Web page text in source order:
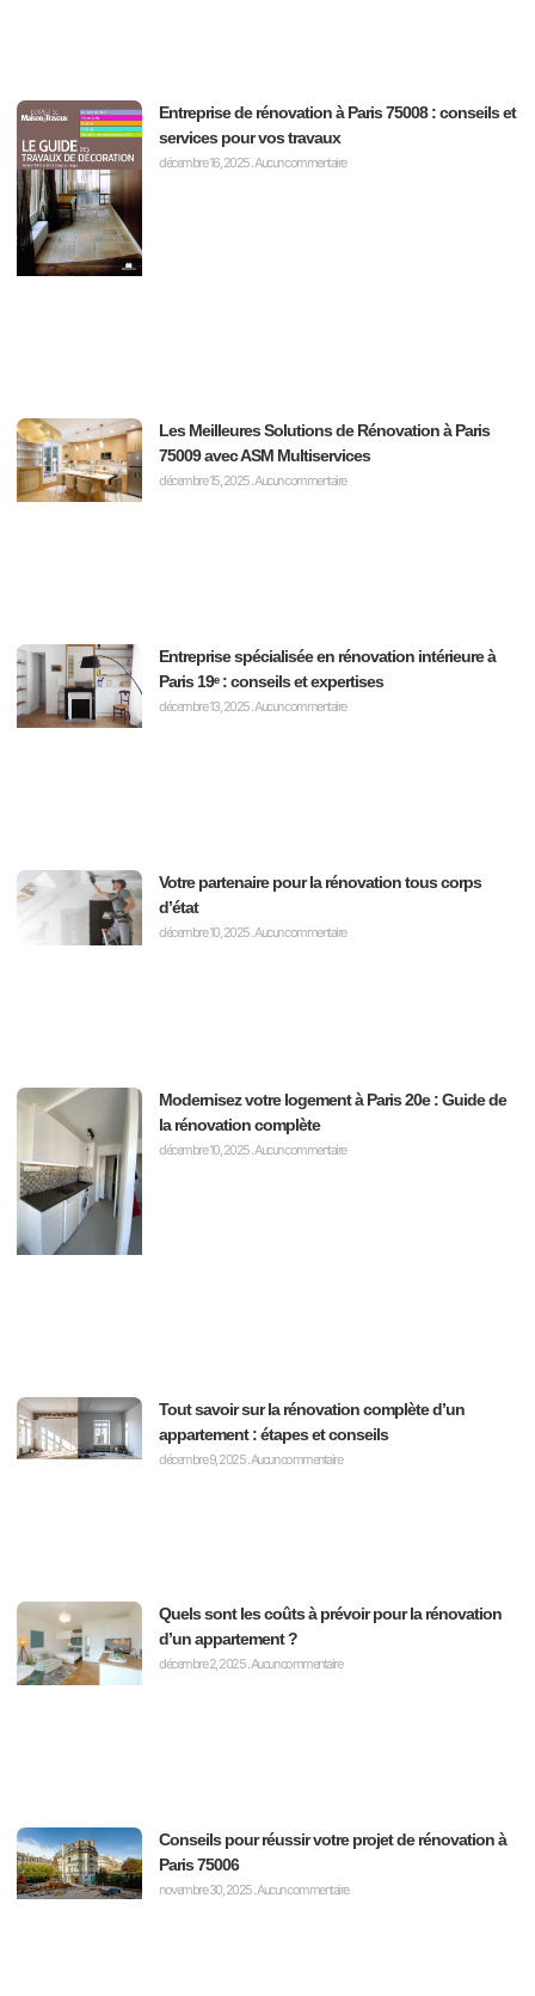
Entreprise de rénovation à Paris 75008 : conseils et
services pour vos travaux
décembre 16, 2025 Aucun commentaire
Les Meilleures Solutions de Rénovation à Paris
75009 avec ASM Multiservices
décembre 15, 2025 Aucun commentaire
Entreprise spécialisée en rénovation intérieure à
Paris 19ᵉ : conseils et expertises
décembre 13, 2025 Aucun commentaire
Votre partenaire pour la rénovation tous corps
d’état
décembre 10, 2025 Aucun commentaire
Modernisez votre logement à Paris 20e : Guide de
la rénovation complète
décembre 10, 2025Aucun commentaire
Tout savoir sur la rénovation complète d’un
appartement : étapes et conseils
décembre 9, 2025Aucun commentaire
Quels sont les coûts à prévoir pour la rénovation
d’un appartement ?
décembre 2, 2025Aucun commentaire
Conseils pour réussir votre projet de rénovation à
Paris 75006
novembre 30, 2025Aucun commentaire